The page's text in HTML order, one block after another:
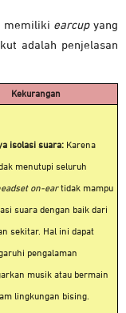
memiliki earcupyang
adalah penjelasan
Kekurangan
isolasi suara: Karena
menutupi seluruh
on-eartidak mampu
suara dengan baik dari
sekitar. Hal ini dapat
pengalaman
musik atau bermain
lingkungan bising.